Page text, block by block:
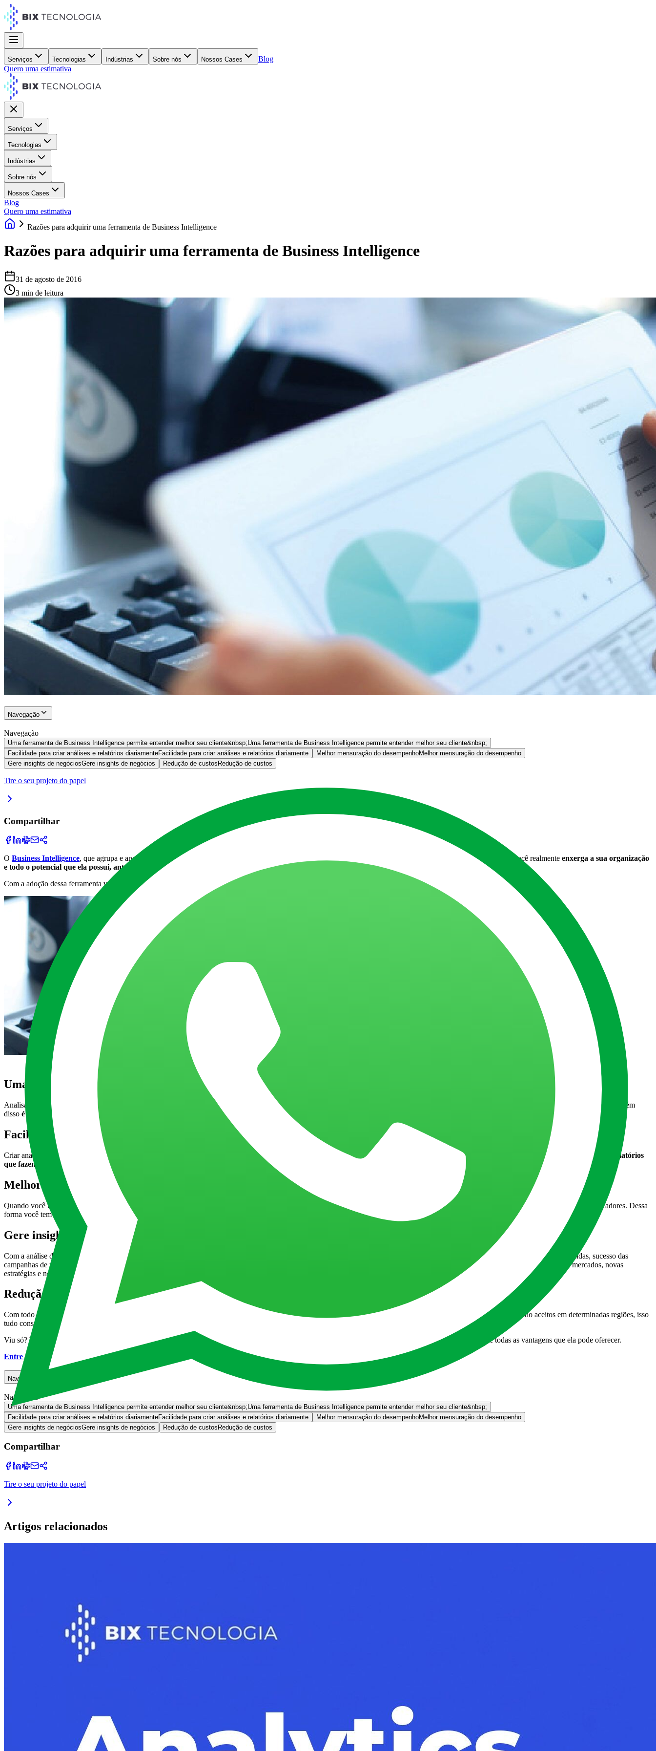
Serviços Tecnologias Indústrias Sobre nós Nossos Cases
Blog
Quero uma estimativa
Serviços
Tecnologias
Indústrias
Sobre nós
Nossos Cases
Blog
Quero uma estimativa
Razões para adquirir uma ferramenta de Business Intelligence
Razões para adquirir uma ferramenta de Business Intelligence
31 de agosto de 2016
3 min de leitura
Navegação
Navegação
Uma ferramenta de Business Intelligence permite entender melhor seu cliente&nbsp;Uma ferramenta de Business Intelligence permite entender melhor seu cliente&nbsp;
Facilidade para criar análises e relatórios diariamenteFacilidade para criar análises e relatórios diariamente Melhor mensuração do desempenhoMelhor mensuração do desempenho
Gere insights de negóciosGere insights de negócios Redução de custos Redução de custos
Tire o seu projeto do papel
Compartilhar
O Business Intelligence, que agrupa e analisa os dados dos sistemas de informação, ajuda a sua empresa a tomar decisões de forma embasada e inteligente! Com ele, você realmente enxerga a sua organização
e todo o potencial que ela possui, antes escondido por uma montanha de dados não analisados eficazmente.
Com a adoção dessa ferramenta você consegue otimizar o trabalho da sua empresa. Confira a seguir algumas
razões para adquirir uma ferramenta de Business Intelligence :
Uma ferramenta de Business Intelligence permite entender melhor seu cliente
Analisando os dados dos clientes é possível entendê-los melhor, entender suas expectativas, seu perfil. Assim sua empresa poderá criar estratégias para que a comunicação entre vocês seja mais efetiva. Além
disso é possível medir o resultado das campanhas de marketing, tarefa que fica muito mais fácil utilizando um software de BI.
Facilidade para criar análises e relatórios diariamente
Criar analises e relatórios manualmente demanda muito tempo, não é mesmo? Com uma ferramenta de Business Intelligence você consegue otimizar drasticamente esse processo,
gerando análises e relatórios
que fazem a diferença para tomar decisões com confiança
. Além disso você poderá facilmente mostrar o valor da sua empresa para os parceiros, sócios, funcionários, etc.
Melhor mensuração do desempenho
Quando você implementa uma ferramenta de Business Intelligence você consegue potencializar seu negócio através do acompanhamento quase que em tempo real do atingimento das metas e indicadores. Dessa
forma você tem insumos para saber onde concentrar seus esforços e onde os resultados podem melhorar.
Gere insights de negócios
Com a análise de muitos dados, vindos das mais diferentes fontes (incluindo dados de fontes externas), como crescimento de mercados, crescimento de regiões, lucratividade, dados de vendas, sucesso das
campanhas de marketing e vários outros, você é capaz de ver o cenário por completo. Dessa forma, com toda a base de conhecimento de mercado, você gera insights de possíveis novos mercados, novas
estratégias e novos produtos/serviços.
Redução de custos
Com todo esse conhecimento você será capaz de diminuir seus custos. Como? Sabendo quais campanhas de marketing não estão dando certo, produtos que não estão sendo aceitos em determinadas regiões, isso
tudo consome recursos que poderiam ser investidos de forma que impactasse mais no desenvolvimento da sua empresa.
Viu só? Vale a pena investir em uma TI de sucesso! Afinal, informação é poder. Não deixe sua empresa para trás, adquira já uma ferramenta de BI e desfrute de todas as vantagens que ela pode oferecer.
Entre em contato conosco para mais informações.
Navegação
Navegação
Uma ferramenta de Business Intelligence permite entender melhor seu cliente&nbsp;Uma ferramenta de Business Intelligence permite entender melhor seu cliente&nbsp;
Facilidade para criar análises e relatórios diariamenteFacilidade para criar análises e relatórios diariamente Melhor mensuração do desempenhoMelhor mensuração do desempenho
Gere insights de negóciosGere insights de negócios Redução de custos Redução de custos
Compartilhar
Tire o seu projeto do papel
Artigos relacionados